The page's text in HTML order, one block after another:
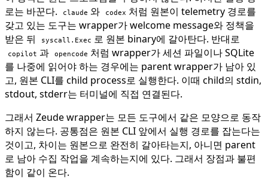
로는 바꾼다.
claude 와 codex 처럼 원본이 telemetry 경로를
갖고 있는 도구는 wrapper가 welcome message와 정책을
받은 뒤
syscall.Exec 로 원본 binary에 갈아탄다. 반대로
copilot 과 opencode 처럼 wrapper가 세션 파일이나 SQLite
를 나중에 읽어야 하는 경우에는 parent wrapper가 남아 있
고, 원본 CLI를 child process로 실행한다. 이때 child의 stdin,
stdout, stderr는 터미널에 직접 연결된다.
그래서 Zeude wrapper는 모든 도구에서 같은 모양으로 동작
하지 않는다. 공통점은 원본 CLI 앞에서 실행 경로를 잡는다는
것이고, 차이는 원본으로 완전히 갈아타는지, 아니면 parent
로 남아 수집 작업을 계속하는지에 있다. 그래서 장점과 불편
함이 같이 온다.